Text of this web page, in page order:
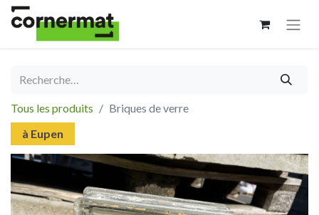
Tous les produits
Briques de verre
à Eupen